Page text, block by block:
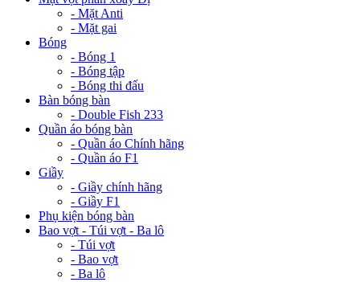
- Mặt Anti
- Mặt gai
Bóng
- Bóng 1
- Bóng tập
- Bóng thi đấu
Bàn bóng bàn
- Double Fish 233
Quần áo bóng bàn
- Quần áo Chính hãng
- Quần áo F1
Giầy
- Giầy chính hãng
- Giầy F1
Phụ kiện bóng bàn
Bao vợt - Túi vợt - Ba lô
- Túi vợt
- Bao vợt
- Ba lô